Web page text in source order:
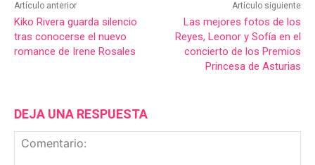
Artículo anterior
Kiko Rivera guarda silencio
tras conocerse el nuevo
romance de Irene Rosales
Artículo siguiente
Las mejores fotos de los
Reyes, Leonor y Sofía en el
concierto de los Premios
Princesa de Asturias
DEJA UNA RESPUESTA